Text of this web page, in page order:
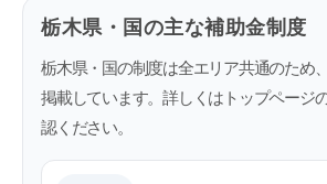
栃木県・国の主な補助金制度
栃木県・国の制度は全エリア共通のため
掲載しています。詳しくはトップページ
認ください。